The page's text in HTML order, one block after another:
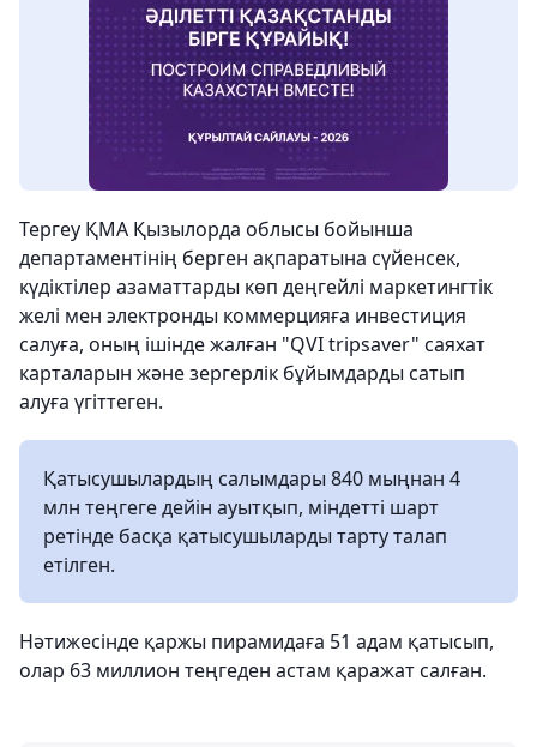
Тергеу ҚМА Қызылорда облысы бойынша
департаментінің берген ақпаратына сүйенсек,
күдіктілер азаматтарды көп деңгейлі маркетингтік
желі мен электронды коммерцияға инвестиция
салуға, оның ішінде жалған "QVI tripsaver" саяхат
карталарын және зергерлік бұйымдарды сатып
алуға үгіттеген.
Қатысушылардың салымдары 840 мыңнан 4
млн теңгеге дейін ауытқып, міндетті шарт
ретінде басқа қатысушыларды тарту талап
етілген.
Нәтижесінде қаржы пирамидаға 51 адам қатысып,
олар 63 миллион теңгеден астам қаражат салған.